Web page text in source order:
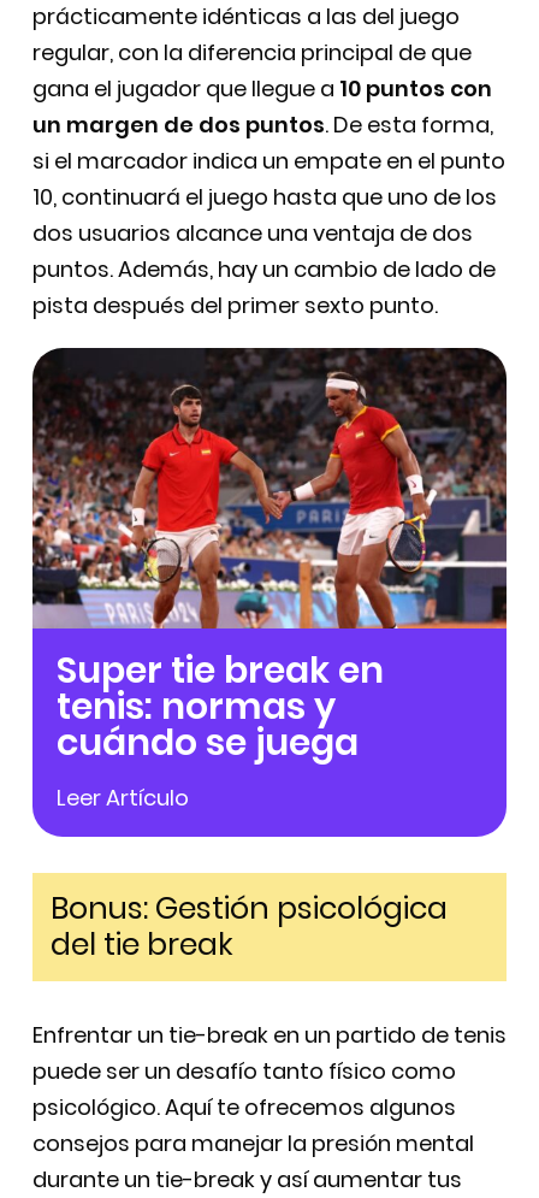
prácticamente idénticas a las del juego
regular, con la diferencia principal de que
gana el jugador que llegue a 10 puntos con
un margen de dos puntos. De esta forma,
si el marcador indica un empate en el punto
10, continuará el juego hasta que uno de los
dos usuarios alcance una ventaja de dos
puntos. Además, hay un cambio de lado de
pista después del primer sexto punto.
Super tie break en
tenis: normas y
cuándo se juega
Leer Artículo
Bonus: Gestión psicológica
del tie break
Enfrentar un tie-break en un partido de tenis
puede ser un desafío tanto físico como
psicológico. Aquí te ofrecemos algunos
consejos para manejar la presión mental
durante un tie-break y así aumentar tus